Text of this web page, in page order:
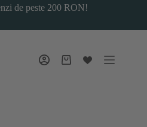
de peste 200 RON!
Coș